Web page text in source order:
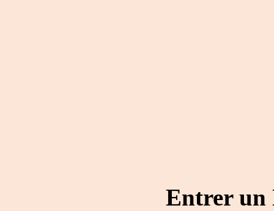
Entrer un